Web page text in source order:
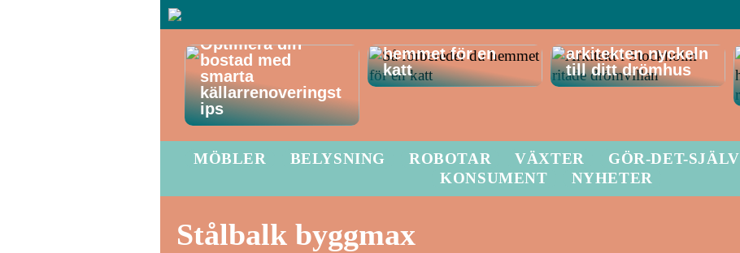
Optimera din
bostad med
smarta
källarrenoveringst
ips
hemmet för en
katt
arkitekten nyckeln
till ditt drömhus
MÖBLER BELYSNING ROBOTAR VÄXTER GÖR-DET-SJÄLV
KONSUMENT
NYHETER
Stålbalk byggmax